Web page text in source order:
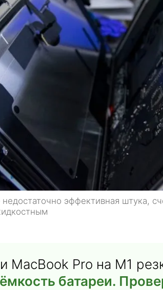
эффективная штука,
MacBook Pro на M1
батареи.